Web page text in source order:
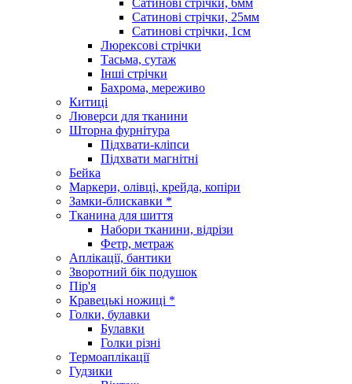
Сатинові стрічки, 25мм
Сатинові стрічки, 1см
Люрексові стрічки
Тасьма, сутаж
Інші стрічки
Бахрома, мереживо
Китиці
Люверси для тканини
Шторна фурнітура
Підхвати-кліпси
Підхвати магнітні
Бейка
Маркери, олівці, крейда, копіри
Замки-блискавки *
Тканина для шиття
Набори тканини, відрізи
Фетр, метраж
Аплікації, бантики
Зворотний бік подушок
Пір'я
Кравецькі ножиці *
Голки, булавки
Булавки
Голки різні
Термоаплікації
Гудзики